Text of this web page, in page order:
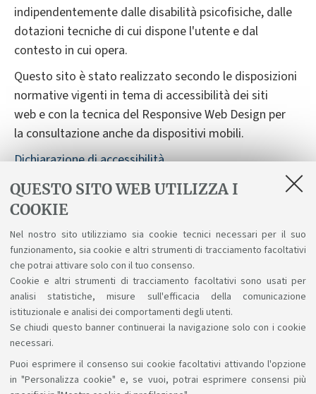
QUESTO SITO WEB UTILIZZA I
COOKIE
Nel nostro sito utilizziamo sia cookie tecnici necessari per il suo
funzionamento, sia cookie e altri strumenti di tracciamento facoltativi
che potrai attivare solo con il tuo consenso.
Cookie e altri strumenti di tracciamento facoltativi sono usati per
analisi statistiche, misure sull'efficacia della comunicazione
istituzionale e analisi dei comportamenti degli utenti.
Se chiudi questo banner continuerai la navigazione solo con i cookie
necessari.
Puoi esprimere il consenso sui cookie facoltativi attivando l'opzione
in "Personalizza cookie" e, se vuoi, potrai esprimere consensi più
indipendentemente dalle disabilità psicofisiche, dalle
dotazioni tecniche di cui dispone l'utente e dal
contesto in cui opera.
Questo sito è stato realizzato secondo le disposizioni
normative vigenti in tema di accessibilità dei siti
web e con la tecnica del Responsive Web Design per
la consultazione anche da dispositivi mobili.
Dichiarazione di accessibilità
Segnalazioni sull'accessibilità
Nonostante le verifiche, non è sempre possibile
garantire la completa accessibilità del sito. Vi
preghiamo di segnalarci difficoltà riscontrate
nell'accesso alle informazioni e ai servizi scrivendo a
accessibile@unibo.it .
Sosteniamo il diritto alla conoscenza